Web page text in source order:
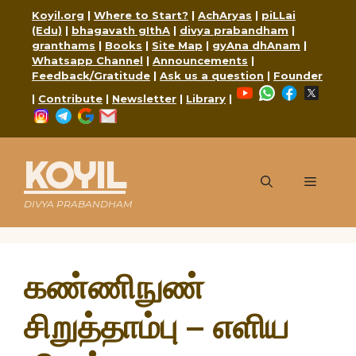
content
Koyil.org | Where to Start? | AchAryas | piLLai
(Edu) | bhagavath gIthA | divya prabandham |
granthams | Books | Site Map | gyAna dhAnam |
Whatsapp Channel | Announcements |
Feedback/Gratitude | Ask us a question | Founder
| Contribute | Newsletter | Library |
YouTubeWhatsApp
Facebook
Instagram
Telegram
Google
KOYIL
DIVYA PRABANDHAM
Menu
கண்ணிநுண்
சிறுத்தாம்பு – எளிய